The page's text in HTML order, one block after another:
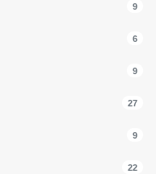
9
6
9
27
9
22